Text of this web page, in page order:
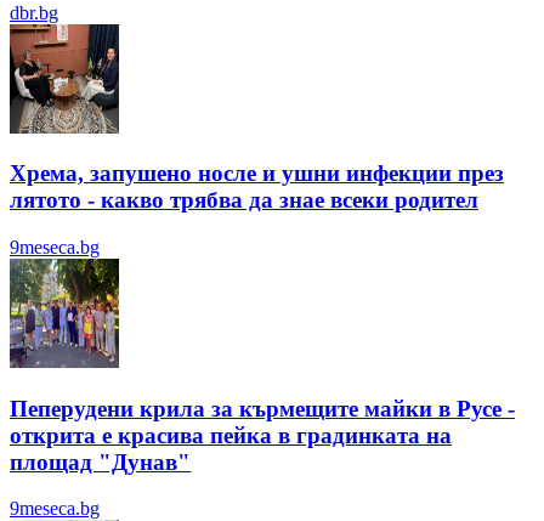
dbr.bg
Хрема, запушено носле и ушни инфекции през
лятотo - какво трябва да знае всеки родител
9meseca.bg
Пеперудени крила за кърмещите майки в Русе -
открита е красива пейка в градинката на
площад "Дунав"
9meseca.bg